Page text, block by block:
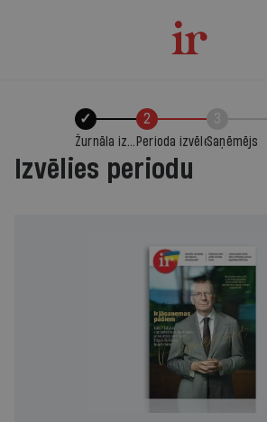
✓
Žurnāla izvēle
2
Perioda izvēleSaņēmējs
Izvēlies periodu